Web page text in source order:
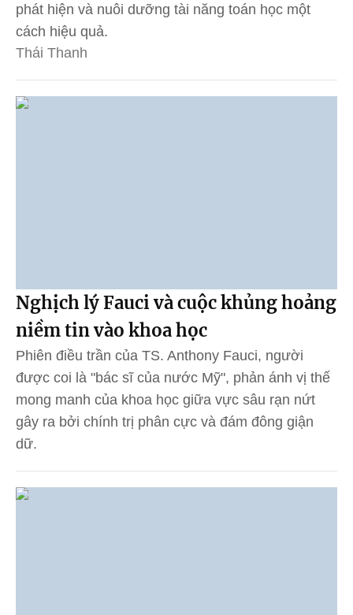
phát hiện và nuôi dưỡng tài năng toán học một
cách hiệu quả.
Thái Thanh
Nghịch lý Fauci và cuộc khủng hoảng
niềm tin vào khoa học
Phiên điều trần của TS. Anthony Fauci, người
được coi là "bác sĩ của nước Mỹ", phản ánh vị thế
mong manh của khoa học giữa vực sâu rạn nứt
gây ra bởi chính trị phân cực và đám đông giận
dữ.